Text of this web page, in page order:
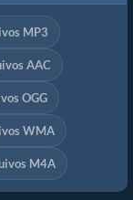
MP3
AAC
OGG
WMA
M4A